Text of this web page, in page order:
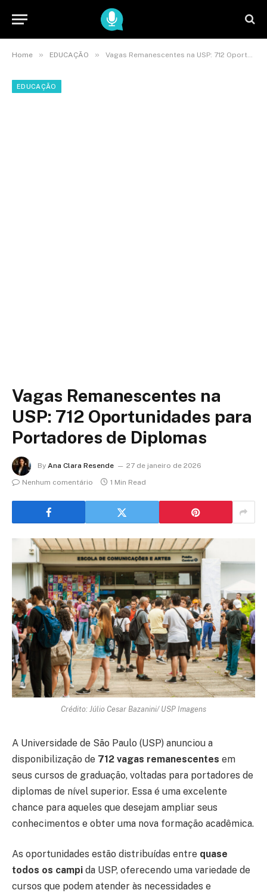
Home » EDUCAÇÃO » Vagas Remanescentes na USP: 712 Oportunidades para Portadores de Diplomas
EDUCAÇÃO
Vagas Remanescentes na
USP: 712 Oportunidades para
Portadores de Diplomas
By Ana Clara Resende
27 de janeiro de 2026
Nenhum comentário
1 Min Read
Crédito: Júlio Cesar Bazanini/ USP Imagens
A Universidade de São Paulo (USP) anunciou a
disponibilização de 712 vagas remanescentes em
seus cursos de graduação, voltadas para portadores de
diplomas de nível superior. Essa é uma excelente
chance para aqueles que desejam ampliar seus
conhecimentos e obter uma nova formação acadêmica.
As oportunidades estão distribuídas entre quase
todos os campi da USP, oferecendo uma variedade de
cursos que podem atender às necessidades e